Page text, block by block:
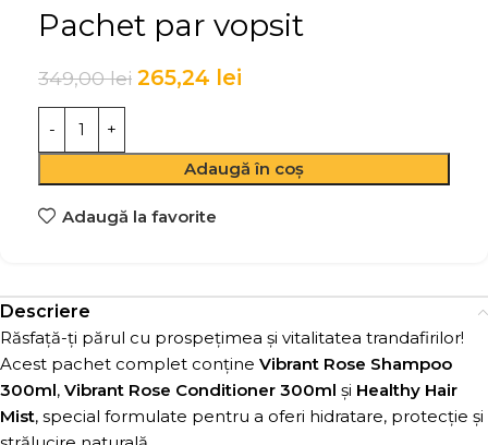
Pachet par vopsit
349,00lei 265,24 lei
Adaugă în coș
Adaugă la favorite
Descriere
Răsfață-ți părul cu prospețimea și vitalitatea trandafirilor!
Acest pachet complet conține Vibrant Rose Shampoo
300ml, Vibrant Rose Conditioner 300ml și Healthy Hair
Mist, special formulate pentru a oferi hidratare, protecție și